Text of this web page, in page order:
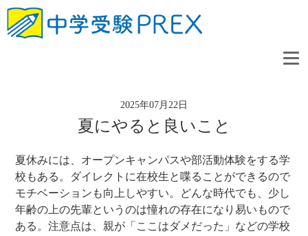
2025年07月22日
夏にやると良いこと
夏休みには、オープンキャンパスや部活動体験をする学
校もある。ダイレクトに在校生と喋ることができるので
モチベーションも向上しやすい。どんな時代でも、少し
年齢の上の先輩というのは憧れの存在になり易いもので
ある。注意点は、親が「ここはダメだった」などの学校